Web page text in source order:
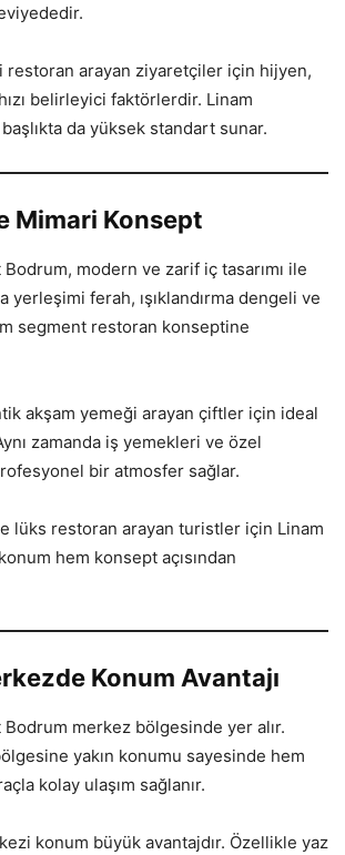
restoran arayan ziyaretçiler için hijyen,
belirleyici faktörlerdir. Linam
da yüksek standart sunar.
Mimari Konsept
modern ve zarif iç tasarımı ile
yerleşimi ferah, ışıklandırma dengeli ve
segment restoran konseptine
akşam yemeği arayan çiftler için ideal
zamanda iş yemekleri ve özel
bir atmosfer sağlar.
lüks restoran arayan turistler için Linam
hem konsept açısından
Konum Avantajı
Bodrum merkez bölgesinde yer alır.
yakın konumu sayesinde hem
kolay ulaşım sağlanır.
konum büyük avantajdır. Özellikle yaz